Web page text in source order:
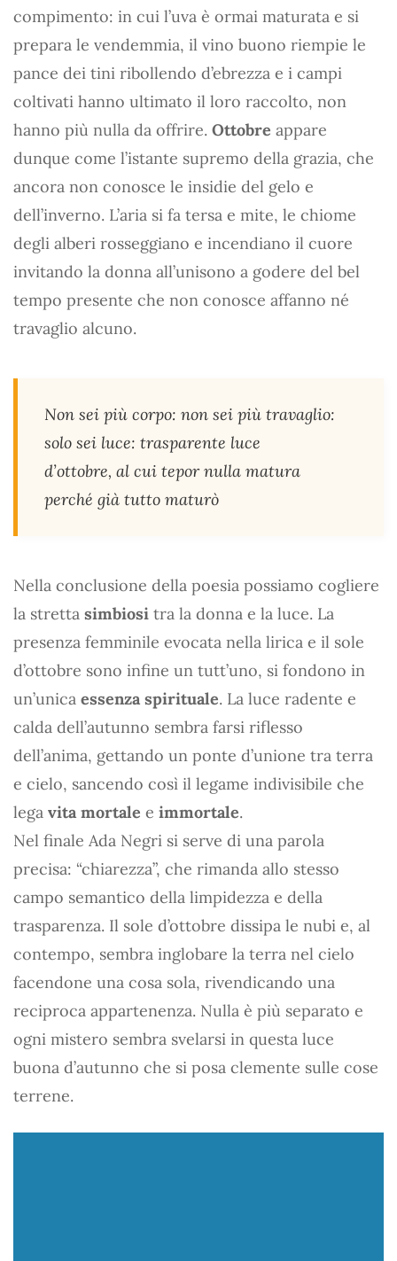
compimento: in cui l’uva è ormai maturata e si
prepara le vendemmia, il vino buono riempie le
pance dei tini ribollendo d’ebrezza e i campi
coltivati hanno ultimato il loro raccolto, non
hanno più nulla da offrire. Ottobre appare
dunque come l’istante supremo della grazia, che
ancora non conosce le insidie del gelo e
dell’inverno. L’aria si fa tersa e mite, le chiome
degli alberi rosseggiano e incendiano il cuore
invitando la donna all’unisono a godere del bel
tempo presente che non conosce affanno né
travaglio alcuno.
Non sei più corpo: non sei più travaglio:
solo sei luce: trasparente luce
d’ottobre, al cui tepor nulla matura
perché già tutto maturò
Nella conclusione della poesia possiamo cogliere
la stretta simbiosi tra la donna e la luce. La
presenza femminile evocata nella lirica e il sole
d’ottobre sono infine un tutt’uno, si fondono in
un’unica essenza spirituale. La luce radente e
calda dell’autunno sembra farsi riflesso
dell’anima, gettando un ponte d’unione tra terra
e cielo, sancendo così il legame indivisibile che
lega vita mortale e immortale.
Nel finale Ada Negri si serve di una parola
precisa: “chiarezza”, che rimanda allo stesso
campo semantico della limpidezza e della
trasparenza. Il sole d’ottobre dissipa le nubi e, al
contempo, sembra inglobare la terra nel cielo
facendone una cosa sola, rivendicando una
reciproca appartenenza. Nulla è più separato e
ogni mistero sembra svelarsi in questa luce
buona d’autunno che si posa clemente sulle cose
terrene.